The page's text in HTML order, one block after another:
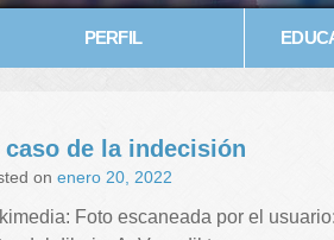
PERFIL
caso de la indecisión
on enero 20, 2022
Foto escaneada por el